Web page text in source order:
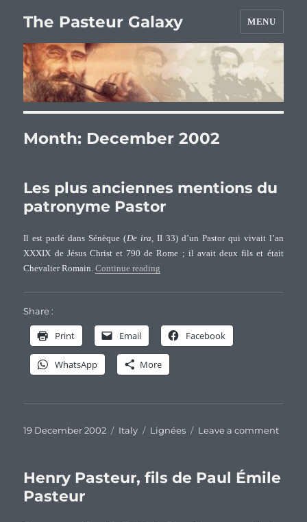
The Pasteur Galaxy MENU
Month: December 2002
Les plus anciennes mentions du
patronyme Pastor
Il est parlé dans Sénèque (De ira, II 33) d’un Pastor qui vivait l’an
XXXIX de Jésus Christ et 790 de Rome ; il avait deux fils et était
Chevalier Romain.Continue reading
Share :
Print Email Facebook
WhatsApp More
Posted
19 December 2002 Categories
Italy Tags
Lignées Leave a commenton
Henry Pasteur, fils de Paul Émile
Pasteur